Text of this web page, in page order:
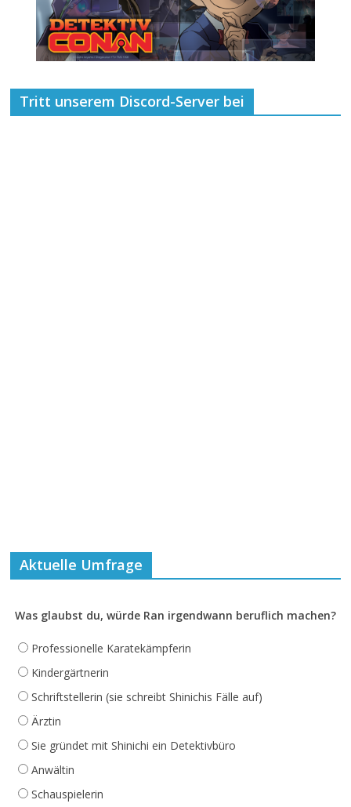
Tritt unserem Discord-Server bei
Aktuelle Umfrage
Was glaubst du, würde Ran irgendwann beruflich machen?
Professionelle Karatekämpferin
Kindergärtnerin
Schriftstellerin (sie schreibt Shinichis Fälle auf)
Ärztin
Sie gründet mit Shinichi ein Detektivbüro
Anwältin
Schauspielerin